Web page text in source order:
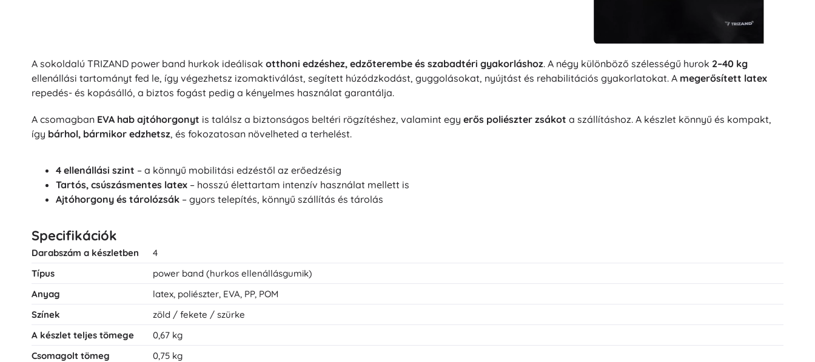
A sokoldalú TRIZAND power band hurkok ideálisak otthoni edzéshez, edzőterembe és szabadtéri gyakorláshoz. A négy különböző szélességű hurok 2–40 kg
ellenállási tartományt fed le, így végezhetsz izomaktiválást, segített húzódzkodást, guggolásokat, nyújtást és rehabilitációs gyakorlatokat. A megerősített latex
repedés- és kopásálló, a biztos fogást pedig a kényelmes használat garantálja.
A csomagban EVA hab ajtóhorgonyt is találsz a biztonságos beltéri rögzítéshez, valamint egy erős poliészter zsákot a szállításhoz. A készlet könnyű és kompakt,
így bárhol, bármikor edzhetsz, és fokozatosan növelheted a terhelést.
4 ellenállási szint – a könnyű mobilitási edzéstől az erőedzésig
Tartós, csúszásmentes latex – hosszú élettartam intenzív használat mellett is
Ajtóhorgony és tárolózsák – gyors telepítés, könnyű szállítás és tárolás
Specifikációk
Darabszám a készletben
4
Típus
power band (hurkos ellenállásgumik)
Anyag
latex, poliészter, EVA, PP, POM
Színek
zöld / fekete / szürke
A készlet teljes tömege
0,67 kg
Csomagolt tömeg
0,75 kg